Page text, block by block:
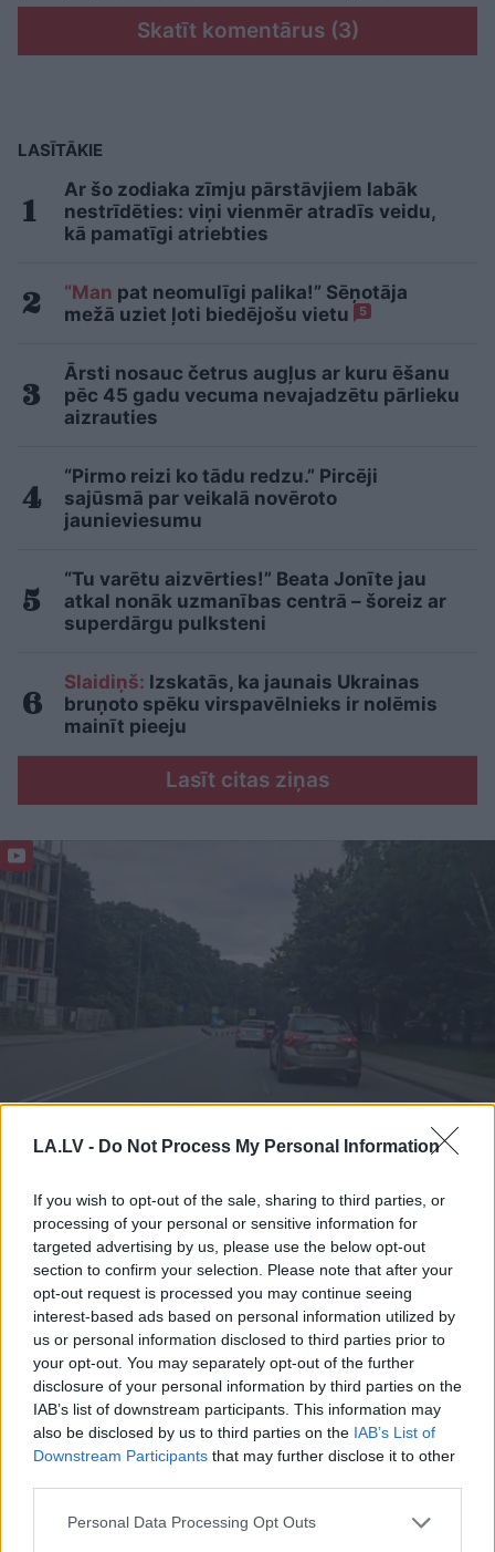
LA.LV - Do Not Process My Personal Information
If you wish to opt-out of the sale, sharing to third parties, or
processing of your personal or sensitive information for
targeted advertising by us, please use the below opt-out
section to confirm your selection. Please note that after your
opt-out request is processed you may continue seeing
interest-based ads based on personal information utilized by
us or personal information disclosed to third parties prior to
your opt-out. You may separately opt-out of the further
disclosure of your personal information by third parties on the
IAB’s list of downstream participants. This information may
also be disclosed by us to third parties on the IAB’s List of
Downstream Participants that may further disclose it to other
Please note that this website/app uses one or more Google
Personal Data Processing Opt Outs
Skatīt komentārus (3)
LASĪTĀKIE
Ar šo zodiaka zīmju pārstāvjiem labāk
nestrīdēties: viņi vienmēr atradīs veidu,
kā pamatīgi atriebties
“Man pat neomulīgi palika!” Sēņotāja
mežā uziet ļoti biedējošu vietu
5
Ārsti nosauc četrus augļus ar kuru ēšanu
pēc 45 gadu vecuma nevajadzētu pārlieku
aizrauties
“Pirmo reizi ko tādu redzu.” Pircēji
sajūsmā par veikalā novēroto
jaunieviesumu
“Tu varētu aizvērties!” Beata Jonīte jau
atkal nonāk uzmanības centrā – šoreiz ar
superdārgu pulksteni
Slaidiņš: Izskatās, ka jaunais Ukrainas
bruņoto spēku virspavēlnieks ir nolēmis
mainīt pieeju
Lasīt citas ziņas
VIDEO. “Kārtējais Rīgas
domes šedevrs!” Šoferis
dusmīgs par nejēdzīgo
stabiņu izvietojumu, kas
patiesībā ir bīstams
Valainisaprēķinājis, cik
TESTS. Cik daudz zini